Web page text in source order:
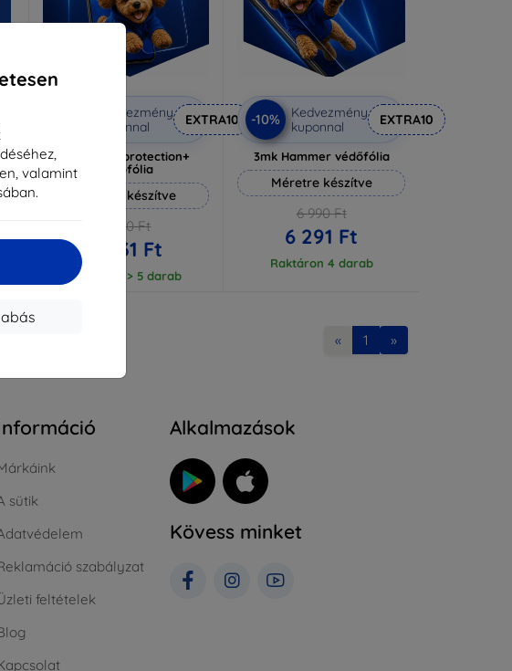
valamint
Kedvezmény
kuponnal
EXTRA10
3mk Silverprotection+
védőfólia
Méretre készítve
6 590 Ft
5 931 Ft
Raktáron > 5 darab
-10%
Kedvezmény
kuponnal
EXTRA10
3mk Hammer védőfólia
Méretre készítve
6 990 Ft
6 291 Ft
Raktáron 4 darab
« 1 »
sütik
szabályzat
feltételek
Alkalmazások
Kövess minket